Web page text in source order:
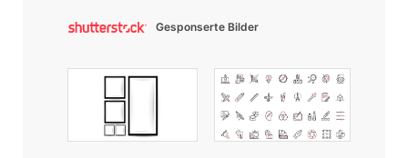
Gesponserte Bilder